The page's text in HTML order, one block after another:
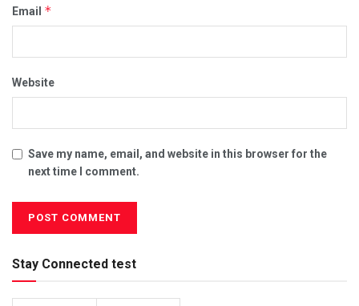
Email *
Website
Save my name, email, and website in this browser for the
next time I comment.
Stay Connected test